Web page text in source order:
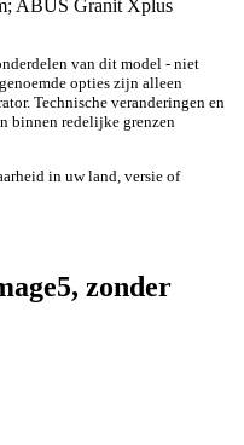
ABUS Granit Xplus
van dit model - niet
opties zijn alleen
Technische veranderingen en
binnen redelijke grenzen
in uw land, versie of
zonder